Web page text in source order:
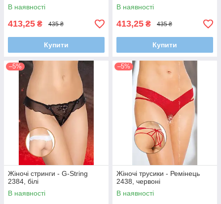
В наявності
413,25 ₴ 435 ₴
Купити
В наявності
413,25 ₴ 435 ₴
Купити
–5%
Жіночі стринги - G-String
2384, білі
В наявності
–5%
Жіночі трусики - Ремінець
2438, червоні
В наявності